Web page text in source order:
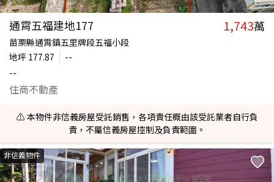
通霄五福建地177 1,743萬
苗栗縣通霄鎮五里牌段五福小段
地坪 177.87
--
--
住商不動產
⚠️ 本物件非信義房屋受託銷售，各項責任概由該受託業者自行負
責，不屬信義房屋控制及負責範圍。
非信義物件